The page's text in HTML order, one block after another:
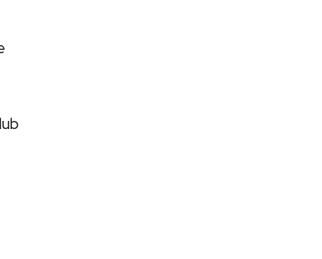
lub